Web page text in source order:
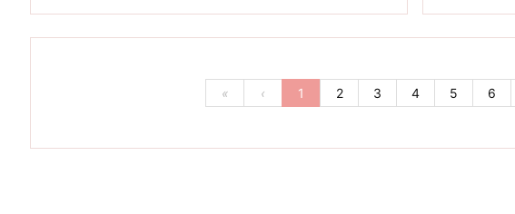
« ‹ 1 2 3 4 5 6